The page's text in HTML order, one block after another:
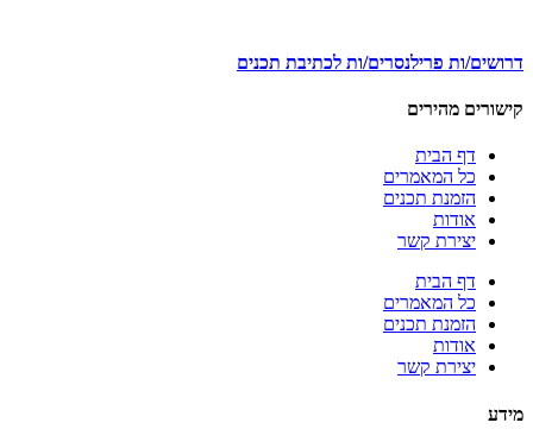
דרושים/ות פרילנסרים/ות לכתיבת תכנים
קישורים מהירים
דף הבית
כל המאמרים
הזמנת תכנים
אודות
יצירת קשר
דף הבית
כל המאמרים
הזמנת תכנים
אודות
יצירת קשר
מידע